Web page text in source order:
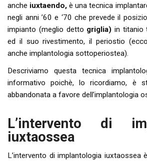
anche iuxtaendo, è una tecnica
negli anni ’60 e ‘70 che prevede il
impianto (meglio detto griglia) in titanio
ed il suo rivestimento, il periostio
anche implantologia sottoperiostea).
Descriviamo questa tecnica
informativo poichè, lo ricordiamo, è
abbandonata a favore dell’implantologia
L’intervento di
iuxtaossea
L’intervento di implantologia iuxtaossea